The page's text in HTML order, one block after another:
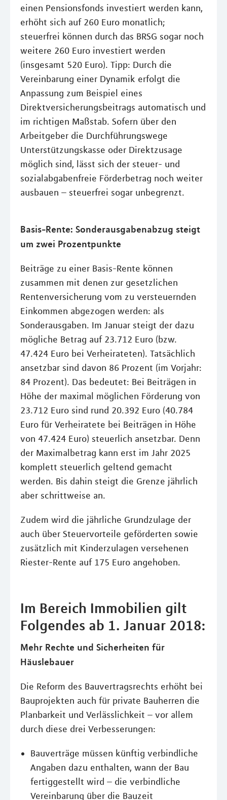
einen Pensionsfonds investiert werden kann,
erhöht sich auf 260 Euro monatlich;
steuerfrei können durch das BRSG sogar noch
weitere 260 Euro investiert werden
(insgesamt 520 Euro). Tipp: Durch die
Vereinbarung einer Dynamik erfolgt die
Anpassung zum Beispiel eines
Direktversicherungsbeitrags automatisch und
im richtigen Maßstab. Sofern über den
Arbeitgeber die Durchführungswege
Unterstützungskasse oder Direktzusage
möglich sind, lässt sich der steuer- und
sozialabgabenfreie Förderbetrag noch weiter
ausbauen – steuerfrei sogar unbegrenzt.
Basis-Rente: Sonderausgabenabzug steigt
um zwei Prozentpunkte
Beiträge zu einer Basis-Rente können
zusammen mit denen zur gesetzlichen
Rentenversicherung vom zu versteuernden
Einkommen abgezogen werden: als
Sonderausgaben. Im Januar steigt der dazu
mögliche Betrag auf 23.712 Euro (bzw.
47.424 Euro bei Verheirateten). Tatsächlich
ansetzbar sind davon 86 Prozent (im Vorjahr:
84 Prozent). Das bedeutet: Bei Beiträgen in
Höhe der maximal möglichen Förderung von
23.712 Euro sind rund 20.392 Euro (40.784
Euro für Verheiratete bei Beiträgen in Höhe
von 47.424 Euro) steuerlich ansetzbar. Denn
der Maximalbetrag kann erst im Jahr 2025
komplett steuerlich geltend gemacht
werden. Bis dahin steigt die Grenze jährlich
aber schrittweise an.
Zudem wird die jährliche Grundzulage der
auch über Steuervorteile geförderten sowie
zusätzlich mit Kinderzulagen versehenen
Riester-Rente auf 175 Euro angehoben.
Im Bereich Immobilien gilt
Folgendes ab 1. Januar 2018:
Mehr Rechte und Sicherheiten für
Häuslebauer
Die Reform des Bauvertragsrechts erhöht bei
Bauprojekten auch für private Bauherren die
Planbarkeit und Verlässlichkeit – vor allem
durch diese drei Verbesserungen:
Bauverträge müssen künftig verbindliche
Angaben dazu enthalten, wann der Bau
fertiggestellt wird – die verbindliche
Vereinbarung über die Bauzeit